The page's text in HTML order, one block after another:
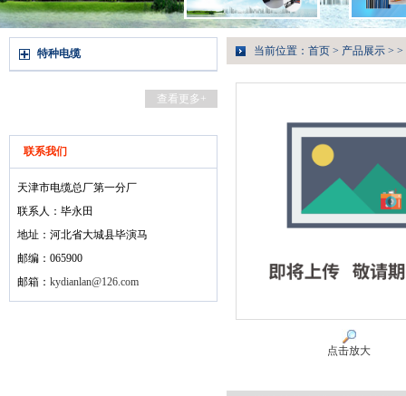
特种电缆
查看更多+
联系我们
天津市电缆总厂第一分厂
联系人：毕永田
地址：河北省大城县毕演马
邮编：065900
邮箱： kydianlan@126.com
当前位置： 首页 > 产品展示 > >
点击放大